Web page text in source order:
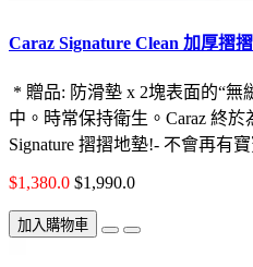
Caraz Signature Clean 加厚摺
* 贈品: 防滑墊 x 2塊表面的“無
中。時常保持衛生。Caraz 終於
Signature 摺摺地墊!- 不會再有
$1,380.0 $1,990.0
加入購物車